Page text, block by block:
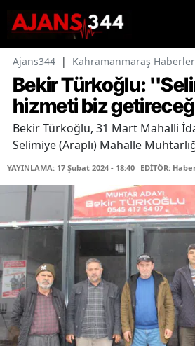
Ajans344 | Kahramanmaraş
Bekir Türkoğlu:
hizmeti biz
Bekir Türkoğlu, 31 Mart Mahalli
Selimiye (Araplı) Mahalle
YAYINLAMA: 17 Şubat 2024 - 18:40 EDİTÖR: